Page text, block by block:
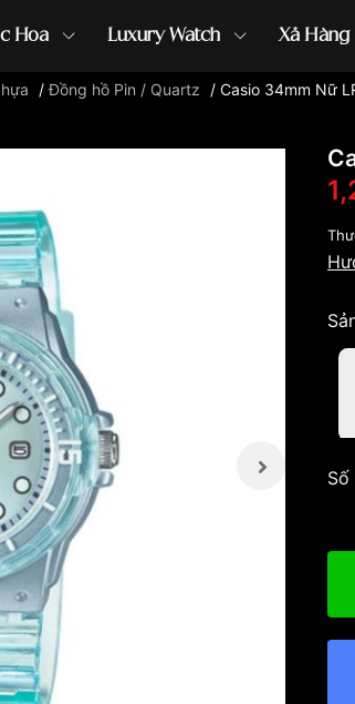
Hoa Luxury Watch Xả Hàng
casio đồng hồ G-Shock đồng hồ Orient ...
/Đồng hồ Pin / Quartz / Casio 34mm Nữ